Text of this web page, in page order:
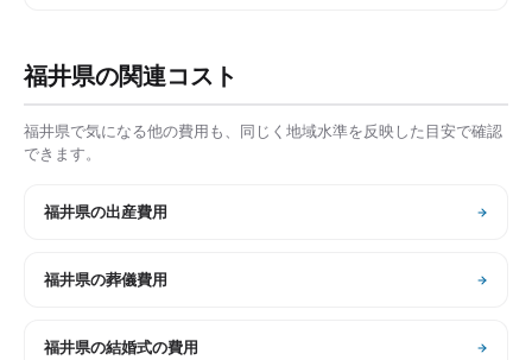
福井県の関連コスト
福井県で気になる他の費用も、同じく地域水準を反映した目安で確認
できます。
福井県の出産費用
福井県の葬儀費用
福井県の結婚式の費用